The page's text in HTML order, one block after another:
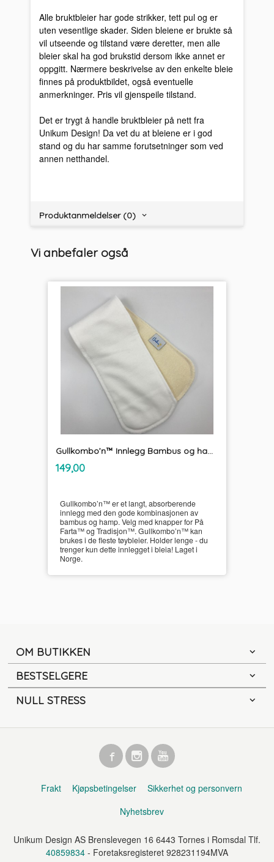
Alle bruktbleier har gode strikker, tett pul og er
uten vesentlige skader. Siden bleiene er brukte så
vil utseende og tilstand være deretter, men alle
bleier skal ha god brukstid dersom ikke annet er
oppgitt. Nærmere beskrivelse av den enkelte bleie
finnes på produktbildet, også eventuelle
anmerkninger. Pris vil gjenspeile tilstand.
Det er trygt å handle bruktbleier på nett fra
Unikum Design! Da vet du at bleiene er i god
stand og du har samme forutsetninger som ved
annen netthandel.
Produktanmeldelser (0)
Vi anbefaler også
Gullkombo’n™ Innlegg Bambus og hamp UnikumBLEIA
Pris
149,00mva.
Gullkombo’n™ er et langt, absorberende
innlegg med den gode kombinasjonen av
bambus og hamp. Velg med knapper for På
Farta™ og Tradisjon™. Gullkombo’n™ kan
brukes i de fleste tøybleier. Holder lenge - du
trenger kun dette innlegget i bleia! Laget i
Norge.
OM BUTIKKEN
BESTSELGERE
NULL STRESS
Frakt Kjøpsbetingelser
Sikkerhet og personvern
Nyhetsbrev
Unikum Design AS Brenslevegen 16 6443 Tornes i Romsdal Tlf.
40859834 - Foretaksregisteret 928231194MVA